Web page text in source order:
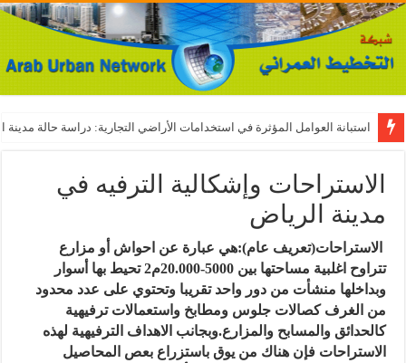
استبانة العوامل المؤثرة في استخدامات الأراضي التجارية: دراسة حالة مدينة
الاستراحات وإشكالية الترفيه في
مدينة الرياض
الاستراحات(تعريف عام):هي عبارة عن احواش أو مزارع
تتراوح اغلبية مساحتها بين 5000-20.000م2 تحيط بها أسوار
وبداخلها منشأت من دور واحد تقريبا وتحتوي على عدد محدود
من الغرف كصالات جلوس ومطابخ واستعمالات ترفيهية
كالحدائق والمسابح والمزارع.وبجانب الاهداف الترفيهية لهذه
الاستراحات فإن هناك من يوق باستزراع بعص المحاصيل